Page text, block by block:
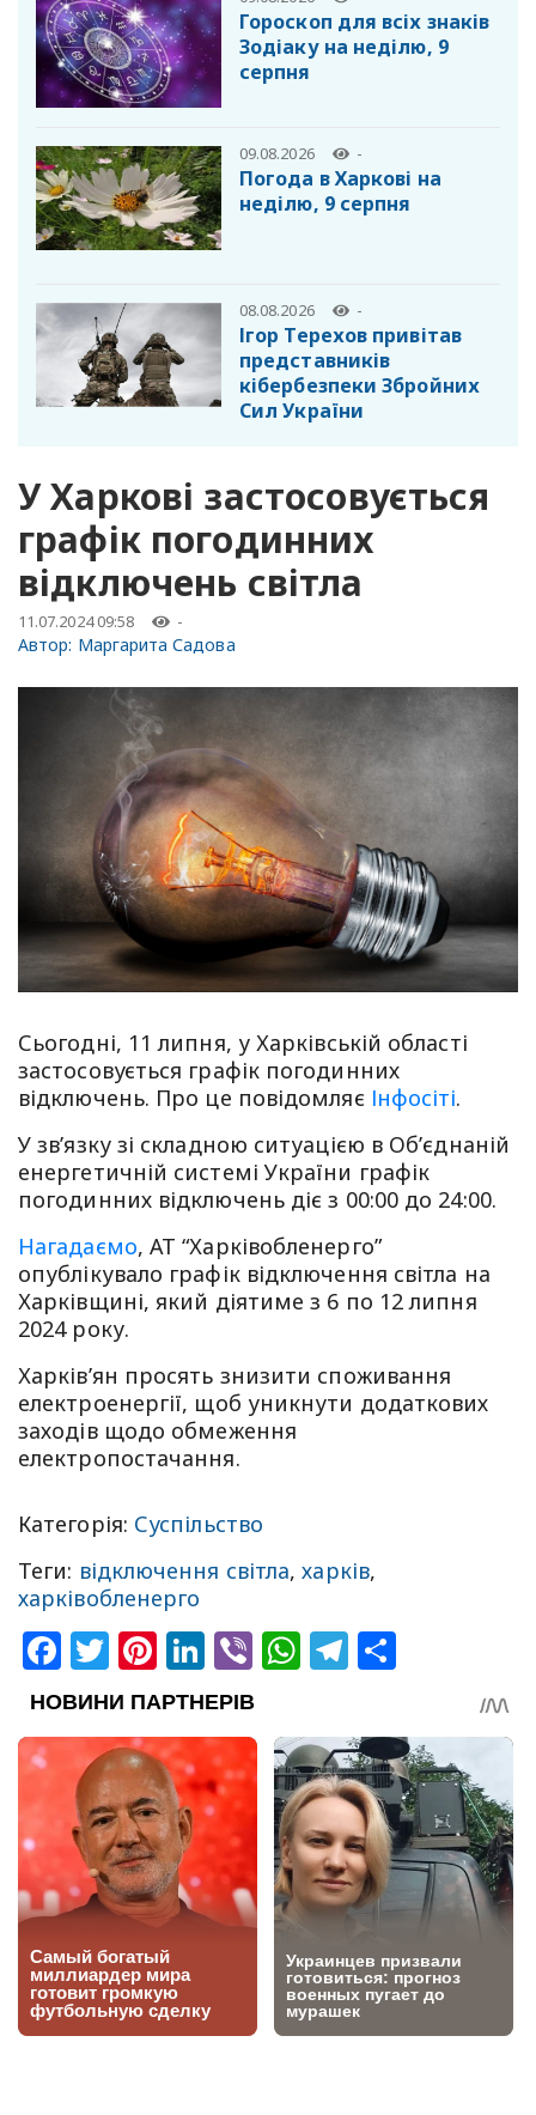
Гороскоп для всіх знаків
Зодіаку на неділю, 9
серпня
09.08.2026 -
Погода в Харкові на
неділю, 9 серпня
08.08.2026 -
Ігор Терехов привітав
представників
кібербезпеки Збройних
Сил України
У Харкові застосовується
графік погодинних
відключень світла
11.07.2024 09:58 -
Автор: Маргарита Садова
Сьогодні, 11 липня, у Харківській області
застосовується графік погодинних
відключень. Про це повідомляє Інфосіті.
У звʼязку зі складною ситуацією в Обʼєднаній
енергетичній системі України графік
погодинних відключень діє з 00:00 до 24:00.
Нагадаємо, АТ “Харківобленерго”
опублікувало графік відключення світла на
Харківщині, який діятиме з 6 по 12 липня
2024 року.
Харків’ян просять знизити споживання
електроенергії, щоб уникнути додаткових
заходів щодо обмеження
електропостачання.
Категорія: Суспільство
Теги: відключення світла,харків,
харківобленерго
Facebook
Twitter
Pinterest
LinkedIn
ViberWhatsApp
Telegram